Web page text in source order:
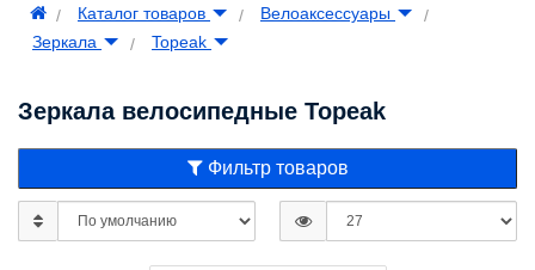
Каталог товаров
Велоаксессуары
Зеркала
Topeak
Зеркала велосипедные Topeak
Фильтр товаров